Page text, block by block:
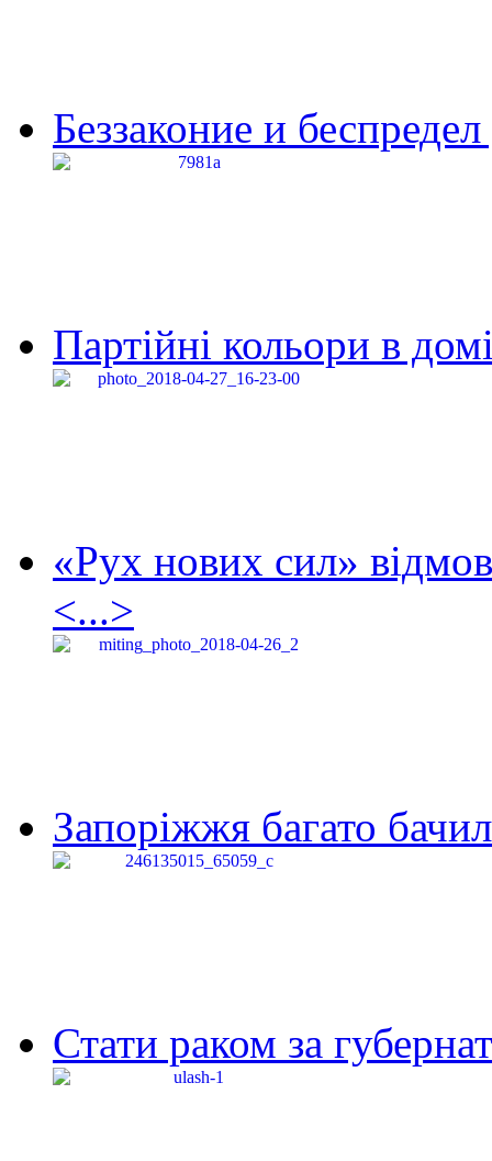
Беззаконие и
Партійні кольори в
«Рух нових сил»
<...>
Запоріжжя багато
Стати раком за